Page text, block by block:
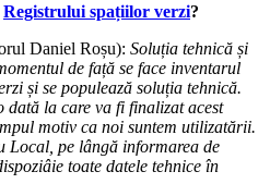
Registrului spațiilor verzi?
Daniel Roșu): Soluția tehnică și
de față se face inventarul
și se populează soluția tehnică.
dată la care va fi finalizat acest
motiv ca noi suntem utilizatării.
Local, pe lângă informarea de
toate datele tehnice în